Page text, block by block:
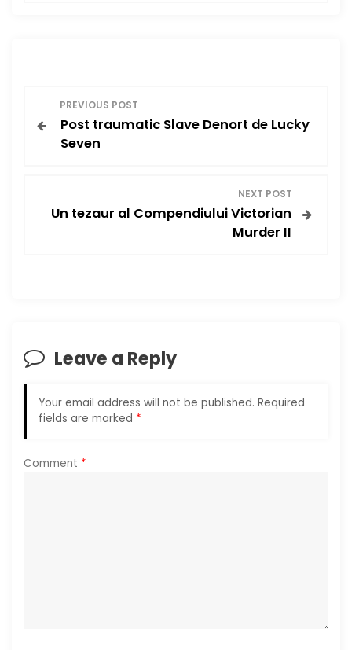
o
i
g
t
PREVIOUS POST
Post traumatic Slave Denort de Lucky
Seven
NEXT POST
Un tezaur al Compendiului Victorian
Murder II
Leave a Reply
Your email address will not be published. Required
fields are marked *
Comment *